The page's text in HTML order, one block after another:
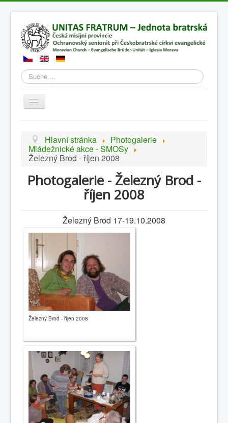
Suchen
Přepnout
navigaci
123 45
Hauptseite
Geschichte
Kontakte
Gemeinden
Links
Nachrichten
Hlavní stránka Photogalerie
Mládežnické akce - SMOSy
Železný Brod - říjen 2008
Photogalerie - Železný Brod -
říjen 2008
Železný Brod 17-19.10.2008
Železný Brod - říjen 2008